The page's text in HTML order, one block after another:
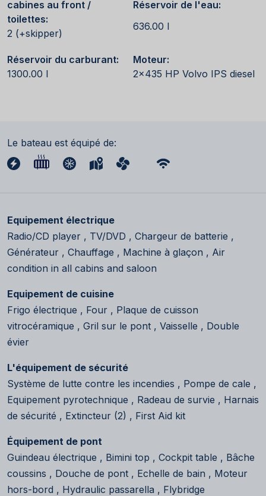
cabines au front /
toilettes:
2 (+skipper)
Réservoir de l'eau:
636.00 l
Réservoir du carburant:
1300.00 l
Moteur:
2x435 HP Volvo IPS diesel
Le bateau est équipé de:
Equipement électrique
Radio/CD player , TV/DVD , Chargeur de batterie ,
Générateur , Chauffage , Machine à glaçon , Air
condition in all cabins and saloon
Equipement de cuisine
Frigo électrique , Four , Plaque de cuisson
vitrocéramique , Gril sur le pont , Vaisselle , Double
évier
L'équipement de sécurité
Système de lutte contre les incendies , Pompe de cale ,
Equipement pyrotechnique , Radeau de survie , Harnais
de sécurité , Extincteur (2) , First Aid kit
Équipement de pont
Guindeau électrique , Bimini top , Cockpit table , Bâche
coussins , Douche de pont , Echelle de bain , Moteur
hors-bord , Hydraulic passarella , Flybridge